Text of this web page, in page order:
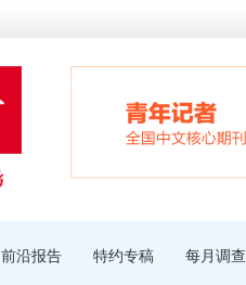
前沿报告 特约专稿 每月调查